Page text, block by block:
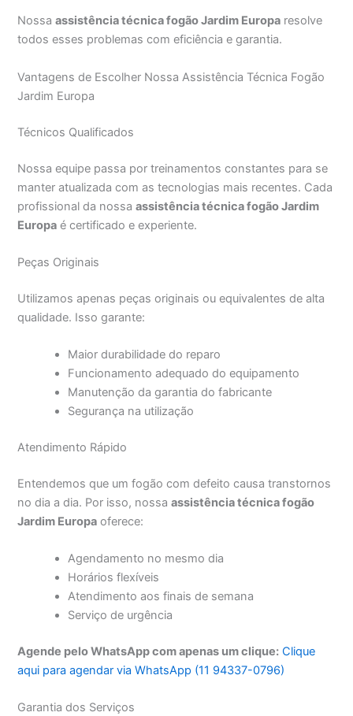
Nossaassistência técnica fogão Jardim Europa resolve
todos esses problemas com eficiência e garantia.
Vantagens de Escolher Nossa Assistência Técnica Fogão
Jardim Europa
Técnicos Qualificados
Nossa equipe passa por treinamentos constantes para se
manter atualizada com as tecnologias mais recentes. Cada
profissional da nossaassistência técnica fogão Jardim
Europa é certificado e experiente.
Peças Originais
Utilizamos apenas peças originais ou equivalentes de alta
qualidade. Isso garante:
Maior durabilidade do reparo
Funcionamento adequado do equipamento
Manutenção da garantia do fabricante
Segurança na utilização
Atendimento Rápido
Entendemos que um fogão com defeito causa transtornos
no dia a dia. Por isso, nossaassistência técnica fogão
Jardim Europa oferece:
Agendamento no mesmo dia
Horários flexíveis
Atendimento aos finais de semana
Serviço de urgência
Agende pelo WhatsApp com apenas um clique: Clique
aqui para agendar via WhatsApp (11 94337-0796)
Garantia dos Serviços